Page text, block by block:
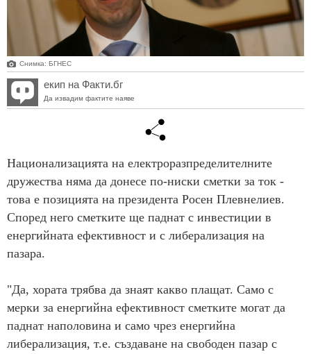
Снимка: БГНЕС
екип на Факти.бг
Да извадим фактите наяве
Национализацията на електроразпределителните
дружества няма да донесе по-ниски сметки за ток -
това е позицията на президента Росен Плевнелиев.
Според него сметките ще паднат с инвестиции в
енергийната ефективност и с либерализация на
пазара.
"Да, хората трябва да знаят какво плащат. Само с
мерки за енергийна ефективност сметките могат да
паднат наполовина и само чрез енергийна
либерализация, т.е. създаване на свободен пазар с